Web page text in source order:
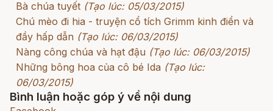
Bà chúa tuyết (Tạo lúc: 05/03/2015)
Chú mèo đi hia - truyện cổ tích Grimm kinh điển và
đầy hấp dẫn (Tạo lúc: 06/03/2015)
Nàng công chúa và hạt đậu (Tạo lúc: 06/03/2015)
Những bông hoa của cô bé Ida (Tạo lúc:
06/03/2015)
Bình luận hoặc góp ý về nội dung